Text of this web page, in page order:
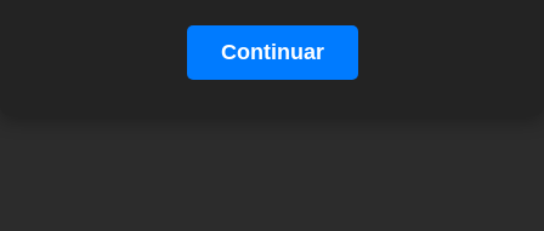
Continuar